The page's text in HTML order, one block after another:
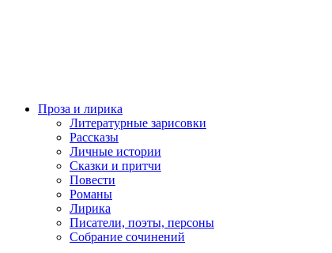
Проза и лирика
Литературные зарисовки
Рассказы
Личные истории
Сказки и притчи
Повести
Романы
Лирика
Писатели, поэты, персоны
Собрание сочинений